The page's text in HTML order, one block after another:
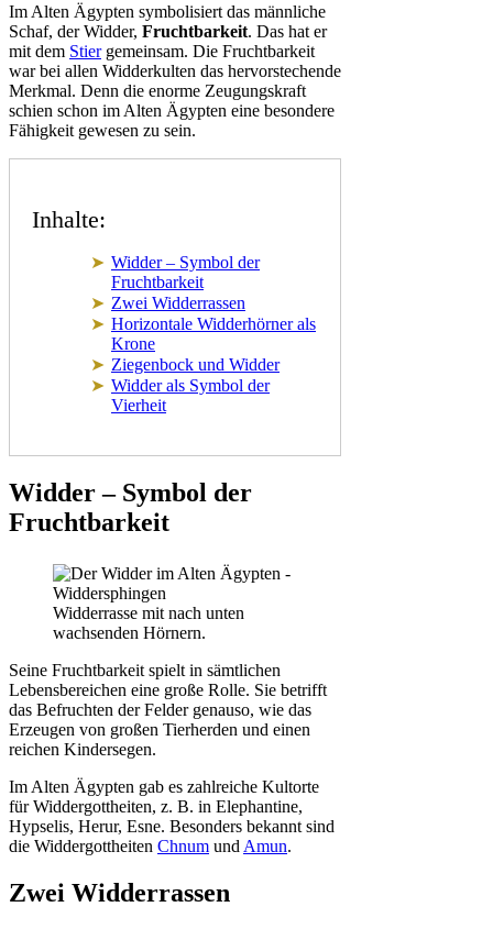
Im Alten Ägypten symbolisiert das männliche
Schaf, der Widder, Fruchtbarkeit. Das hat er
mit dem Stiergemeinsam. Die Fruchtbarkeit
war bei allen Widderkulten das hervorstechende
Merkmal. Denn die enorme Zeugungskraft
schien schon im Alten Ägypten eine besondere
Fähigkeit gewesen zu sein.
Inhalte:
Widder – Symbol der
Fruchtbarkeit
Zwei Widderrassen
Horizontale Widderhörner als
Krone
Ziegenbock und Widder
Widder als Symbol der
Vierheit
Widder – Symbol der
Fruchtbarkeit
Widderrasse mit nach unten
wachsenden Hörnern.
Seine Fruchtbarkeit spielt in sämtlichen
Lebensbereichen eine große Rolle. Sie betrifft
das Befruchten der Felder genauso, wie das
Erzeugen von großen Tierherden und einen
reichen Kindersegen.
Im Alten Ägypten gab es zahlreiche Kultorte
für Widdergottheiten, z. B. in Elephantine,
Hypselis, Herur, Esne. Besonders bekannt sind
die Widdergottheiten Chnum und Amun.
Zwei Widderrassen